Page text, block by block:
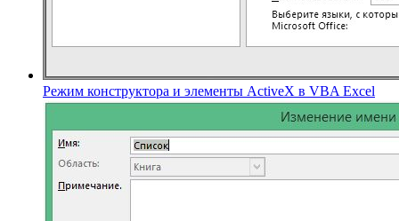
Режим конструктора и элементы ActiveX в VBA Excel